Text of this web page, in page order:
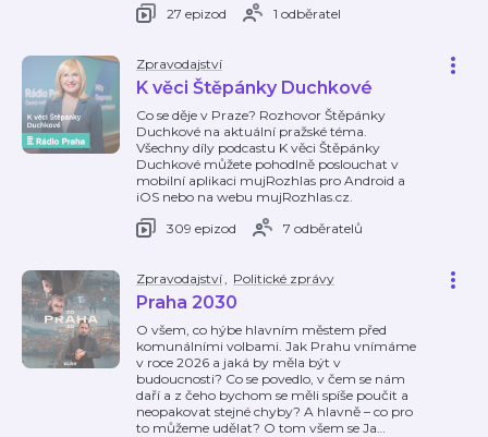
27 epizod
1 odběratel
Zpravodajství
K věci Štěpánky Duchkové
Co se děje v Praze? Rozhovor Štěpánky
Duchkové na aktuální pražské téma.
Všechny díly podcastu K věci Štěpánky
Duchkové můžete pohodlně poslouchat v
mobilní aplikaci mujRozhlas pro Android a
iOS nebo na webu mujRozhlas.cz.
309 epizod
7 odběratelů
Zpravodajství, Politické zprávy
Praha 2030
O všem, co hýbe hlavním městem před
komunálními volbami. Jak Prahu vnímáme
v roce 2026 a jaká by měla být v
budoucnosti? Co se povedlo, v čem se nám
daří a z čeho bychom se měli spíše poučit a
neopakovat stejné chyby? A hlavně – co pro
to můžeme udělat? O tom všem se Ja…